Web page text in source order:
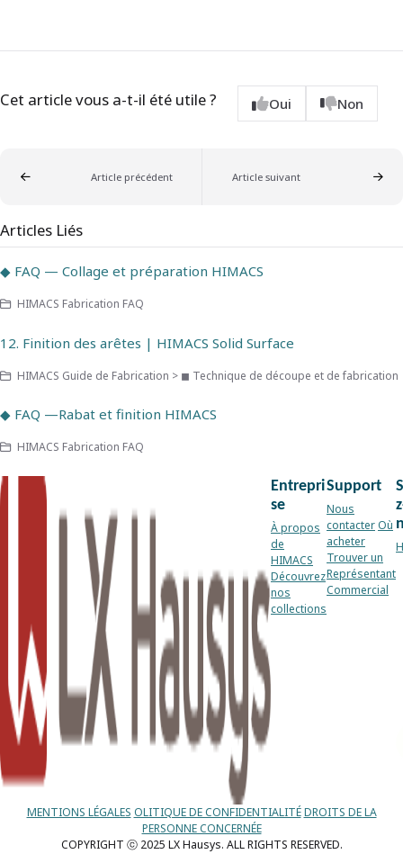
Cet article vous a-t-il été utile ? Oui Non
Article précédent Article suivant
Articles Liés
◆ FAQ — Collage et préparation HIMACS
HIMACS Fabrication FAQ
12. Finition des arêtes | HIMACS Solid Surface
HIMACS Guide de Fabrication > ◼ Technique de découpe et de fabrication
◆ FAQ —Rabat et finition HIMACS
HIMACS Fabrication FAQ
Entrepri
se
À propos
de
HIMACS
Découvrez
nos
collections
Support
Nous
contacterOù
acheter
Trouver un
Représentant
Commercial
MENTIONS LÉGALES OLITIQUE DE CONFIDENTIALITÉ DROITS DE LA
PERSONNE CONCERNÉE
COPYRIGHT ⓒ 2025 LX Hausys. ALL RIGHTS RESERVED.